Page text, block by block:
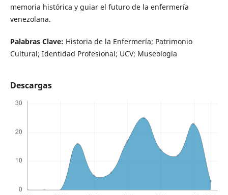
memoria histórica y guiar el futuro de la enfermería
venezolana.
Palabras Clave: Historia de la Enfermería; Patrimonio
Cultural; Identidad Profesional; UCV; Museología
Descargas